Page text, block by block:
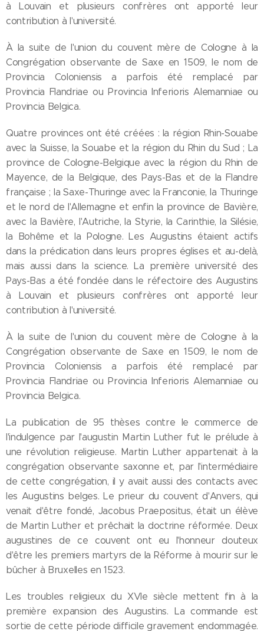
à Louvain et plusieurs confrères ont apporté leur
contribution à l'université.
À la suite de l'union du couvent mère de Cologne à la
Congrégation observante de Saxe en 1509, le nom de
Provincia Coloniensis a parfois été remplacé par
Provincia Flandriae ou Provincia Inferioris Alemanniae ou
Provincia Belgica.
Quatre provinces ont été créées : la région Rhin-Souabe
avec la Suisse, la Souabe et la région du Rhin du Sud ; La
province de Cologne-Belgique avec la région du Rhin de
Mayence, de la Belgique, des Pays-Bas et de la Flandre
française ; la Saxe-Thuringe avec la Franconie, la Thuringe
et le nord de l'Allemagne et enfin la province de Bavière,
avec la Bavière, l'Autriche, la Styrie, la Carinthie, la Silésie,
la Bohême et la Pologne. Les Augustins étaient actifs
dans la prédication dans leurs propres églises et au-delà,
mais aussi dans la science. La première université des
Pays-Bas a été fondée dans le réfectoire des Augustins
à Louvain et plusieurs confrères ont apporté leur
contribution à l'université.
À la suite de l'union du couvent mère de Cologne à la
Congrégation observante de Saxe en 1509, le nom de
Provincia Coloniensis a parfois été remplacé par
Provincia Flandriae ou Provincia Inferioris Alemanniae ou
Provincia Belgica.
La publication de 95 thèses contre le commerce de
l'indulgence par l'augustin Martin Luther fut le prélude à
une révolution religieuse. Martin Luther appartenait à la
congrégation observante saxonne et, par l'intermédiaire
de cette congrégation, il y avait aussi des contacts avec
les Augustins belges. Le prieur du couvent d'Anvers, qui
venait d'être fondé, Jacobus Praepositus, était un élève
de Martin Luther et prêchait la doctrine réformée. Deux
augustines de ce couvent ont eu l'honneur douteux
d'être les premiers martyrs de la Réforme à mourir sur le
bûcher à Bruxelles en 1523.
Les troubles religieux du XVIe siècle mettent fin à la
première expansion des Augustins. La commande est
sortie de cette période difficile gravement endommagée.